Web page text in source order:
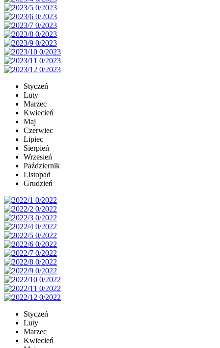
Styczeń
Luty
Marzec
Kwiecień
Maj
Czerwiec
Lipiec
Sierpień
Wrzesień
Październik
Listopad
Grudzień
Styczeń
Luty
Marzec
Kwiecień